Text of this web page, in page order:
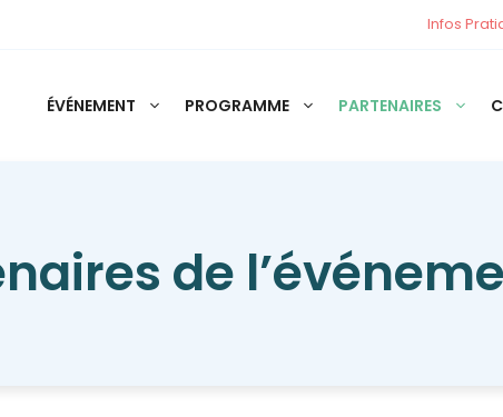
Infos
ÉVÉNEMENT PROGRAMME PARTENAIRES
de